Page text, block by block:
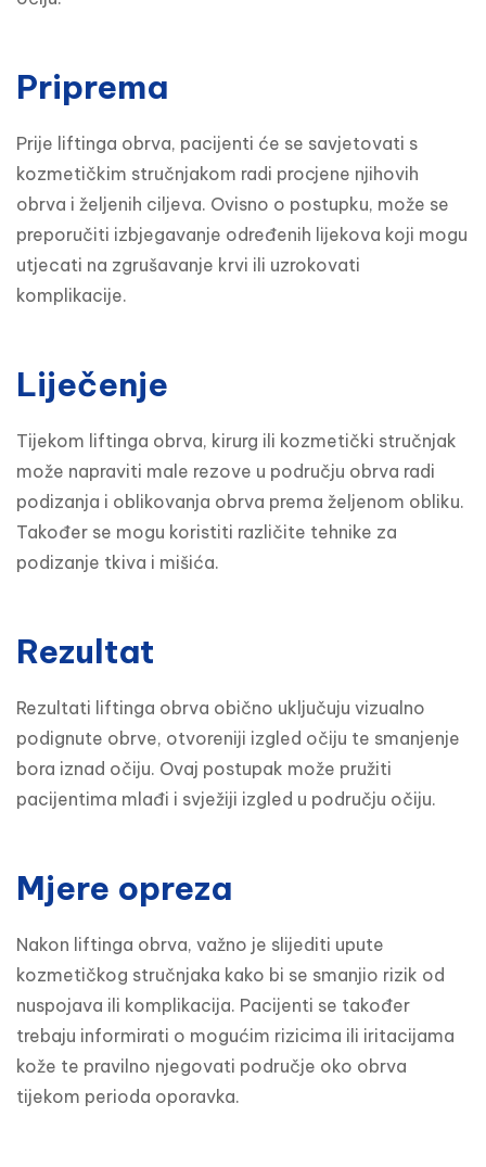
Priprema
Prije liftinga obrva, pacijenti će se savjetovati s
kozmetičkim stručnjakom radi procjene njihovih
obrva i željenih ciljeva. Ovisno o postupku, može se
preporučiti izbjegavanje određenih lijekova koji mogu
utjecati na zgrušavanje krvi ili uzrokovati
komplikacije.
Liječenje
Tijekom liftinga obrva, kirurg ili kozmetički stručnjak
može napraviti male rezove u području obrva radi
podizanja i oblikovanja obrva prema željenom obliku.
Također se mogu koristiti različite tehnike za
podizanje tkiva i mišića.
Rezultat
Rezultati liftinga obrva obično uključuju vizualno
podignute obrve, otvoreniji izgled očiju te smanjenje
bora iznad očiju. Ovaj postupak može pružiti
pacijentima mlađi i svježiji izgled u području očiju.
Mjere opreza
Nakon liftinga obrva, važno je slijediti upute
kozmetičkog stručnjaka kako bi se smanjio rizik od
nuspojava ili komplikacija. Pacijenti se također
trebaju informirati o mogućim rizicima ili iritacijama
kože te pravilno njegovati područje oko obrva
tijekom perioda oporavka.